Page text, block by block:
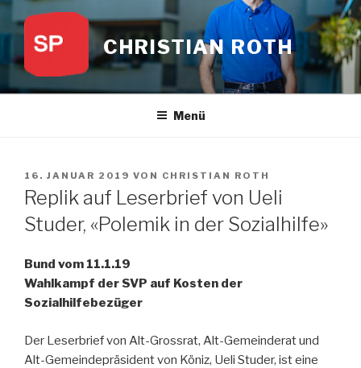
Zum
Inhalt
springen
CHRISTIAN ROTH
Menü
VERÖFFENTLICHT
AM
16. JANUAR 2019 VON CHRISTIAN ROTH
Replik auf Leserbrief von Ueli
Studer, «Polemik in der Sozialhilfe»
Bund vom 11.1.19
Wahlkampf der SVP auf Kosten der
Sozialhilfebezüger
Der Leserbrief von Alt-Grossrat, Alt-Gemeinderat und
Alt-Gemeindepräsident von Köniz, Ueli Studer, ist eine